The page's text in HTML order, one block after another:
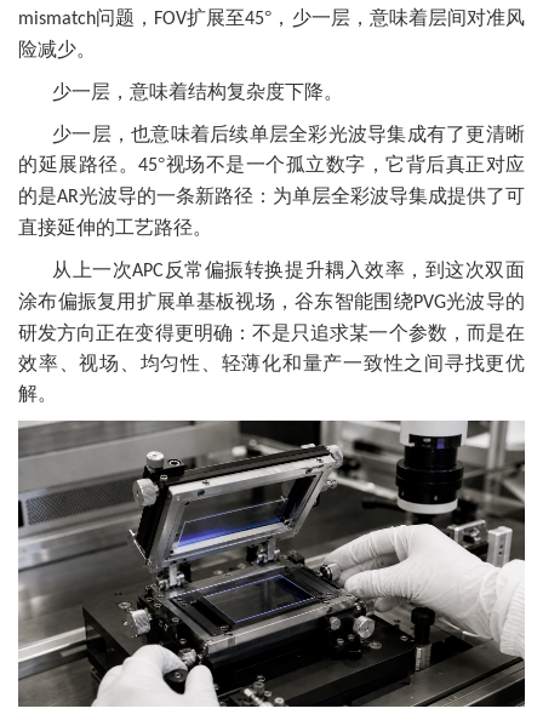
mismatch问题， FOV扩展至45°，少一层，意味着层间对准风
险减少。
少一层，意味着结构复杂度下降。
少一层，也意味着后续单层全彩光波导集成有了更清晰
的延展路径。 45°视场不是一个孤立数字，它背后真正对应
的是AR光波导的一条新路径：为单层全彩波导集成提供了可
直接延伸的工艺路径。
从上一次APC 反常偏振转换提升耦入效率，到这次双面
涂布偏振复用扩展单基板视场，谷东智能围绕PVG光波导的
研发方向正在变得更明确：不是只追求某一个参数，而是在
效率、视场、均匀性、轻薄化和量产一致性之间寻找更优
解。